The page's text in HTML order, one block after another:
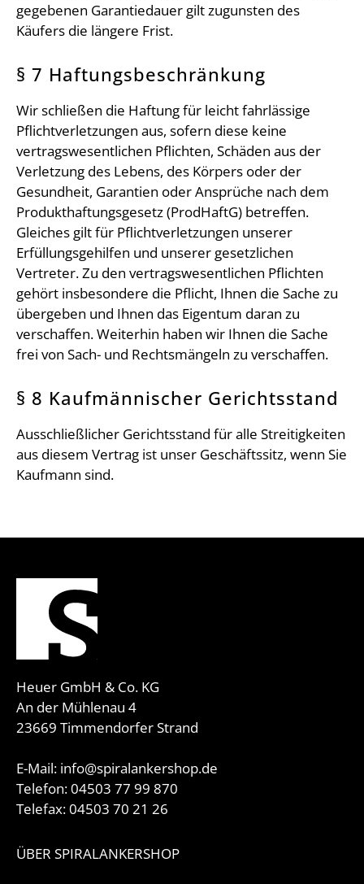
gegebenen Garantiedauer gilt zugunsten des
Käufers die längere Frist.
§ 7 Haftungsbeschränkung
Wir schließen die Haftung für leicht fahrlässige
Pflichtverletzungen aus, sofern diese keine
vertragswesentlichen Pflichten, Schäden aus der
Verletzung des Lebens, des Körpers oder der
Gesundheit, Garantien oder Ansprüche nach dem
Produkthaftungsgesetz (ProdHaftG) betreffen.
Gleiches gilt für Pflichtverletzungen unserer
Erfüllungsgehilfen und unserer gesetzlichen
Vertreter. Zu den vertragswesentlichen Pflichten
gehört insbesondere die Pflicht, Ihnen die Sache zu
übergeben und Ihnen das Eigentum daran zu
verschaffen. Weiterhin haben wir Ihnen die Sache
frei von Sach- und Rechtsmängeln zu verschaffen.
§ 8 Kaufmännischer Gerichtsstand
Ausschließlicher Gerichtsstand für alle Streitigkeiten
aus diesem Vertrag ist unser Geschäftssitz, wenn Sie
Kaufmann sind.
Heuer GmbH & Co. KG
An der Mühlenau 4
23669 Timmendorfer Strand
E-Mail: info@spiralankershop.de
Telefon: 04503 77 99 870
Telefax: 04503 70 21 26
ÜBER SPIRALANKERSHOP